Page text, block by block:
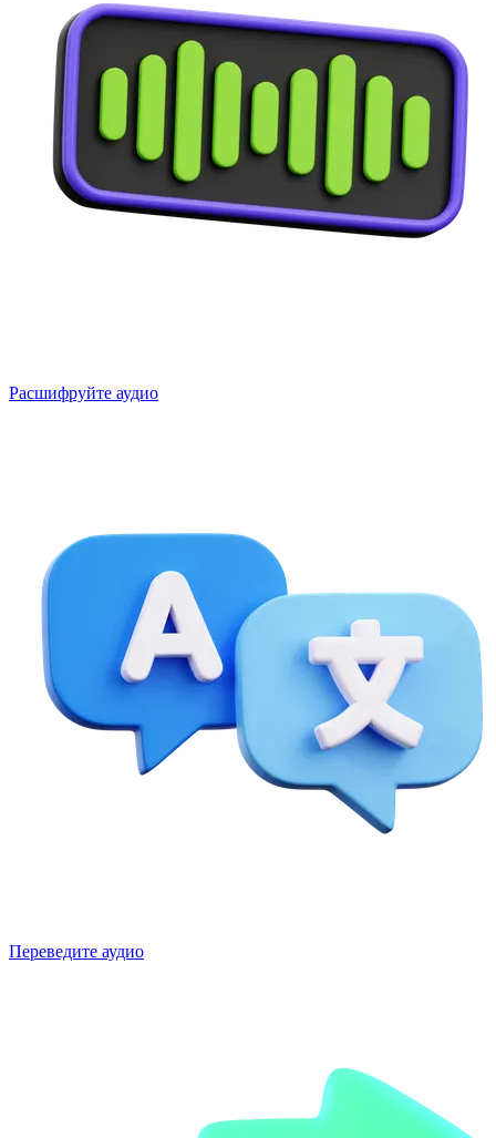
Расшифруйте аудио
Переведите аудио